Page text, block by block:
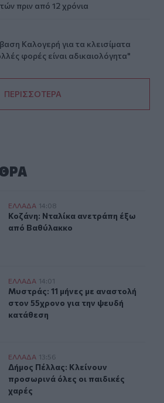
πριν από 12 χρόνια
Καλογερή για τα κλεισίματα
φορές είναι αδικαιολόγητα"
ΠΕΡΙΣΣΟΤΕΡΑ
έξω από Βαθύλακκο
ΕΛΛAΔΑ 14:08
Κοζάνη: Νταλίκα ανετράπη έξω
Κοζάνη: Νταλίκα ανετράπη έξω
από Βαθύλακκο
με αναστολή στον 55χρονο για την
ΕΛΛAΔΑ 14:01
Μυστράς: 11 μήνες με αναστολή
Μυστράς: 11 μήνες με αναστολή
στον 55χρονο για την ψευδή
κατάθεση
προσωρινά όλες οι παιδικές
ΕΛΛAΔΑ 13:56
Δήμος Πέλλας: Κλείνουν
Δήμος Πέλλας: Κλείνουν
προσωρινά όλες οι παιδικές
χαρές